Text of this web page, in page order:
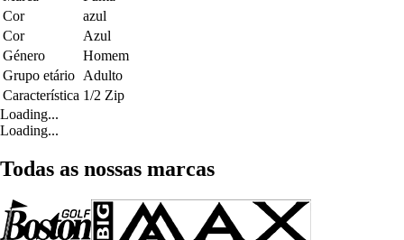
Cor
azul
Cor
Azul
Género
Homem
Grupo etário Adulto
Característica 1/2 Zip
Loading...
Loading...
Todas as nossas marcas